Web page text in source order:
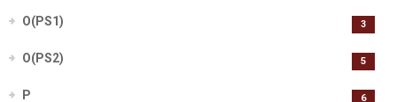
O(PS1) 3
O(PS2) 5
P 6